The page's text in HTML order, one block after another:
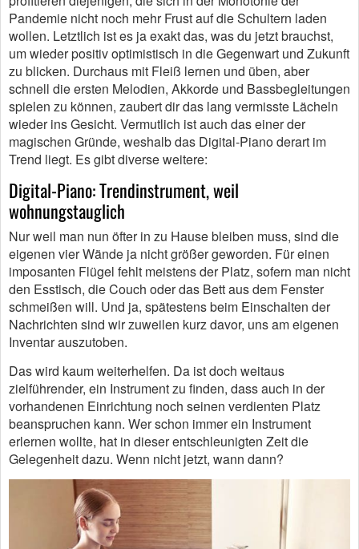
Pandemie nicht noch mehr Frust auf die Schultern laden
wollen. Letztlich ist es ja exakt das, was du jetzt brauchst,
um wieder positiv optimistisch in die Gegenwart und Zukunft
zu blicken. Durchaus mit Fleiß lernen und üben, aber
schnell die ersten Melodien, Akkorde und Bassbegleitungen
spielen zu können, zaubert dir das lang vermisste Lächeln
wieder ins Gesicht. Vermutlich ist auch das einer der
magischen Gründe, weshalb das Digital-Piano derart im
Trend liegt. Es gibt diverse weitere:
Digital-Piano: Trendinstrument, weil
wohnungstauglich
Nur weil man nun öfter in zu Hause bleiben muss, sind die
eigenen vier Wände ja nicht größer geworden. Für einen
imposanten Flügel fehlt meistens der Platz, sofern man nicht
den Esstisch, die Couch oder das Bett aus dem Fenster
schmeißen will. Und ja, spätestens beim Einschalten der
Nachrichten sind wir zuweilen kurz davor, uns am eigenen
Inventar auszutoben.
Das wird kaum weiterhelfen. Da ist doch weitaus
zielführender, ein Instrument zu finden, dass auch in der
vorhandenen Einrichtung noch seinen verdienten Platz
beanspruchen kann. Wer schon immer ein Instrument
erlernen wollte, hat in dieser entschleunigten Zeit die
Gelegenheit dazu. Wenn nicht jetzt, wann dann?